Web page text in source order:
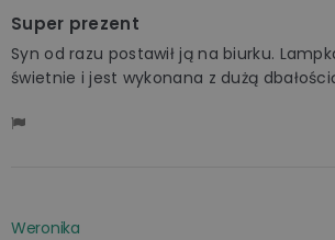
Super prezent
Syn od razu postawił ją na biurku.
świetnie i jest wykonana z dużą
Weronika